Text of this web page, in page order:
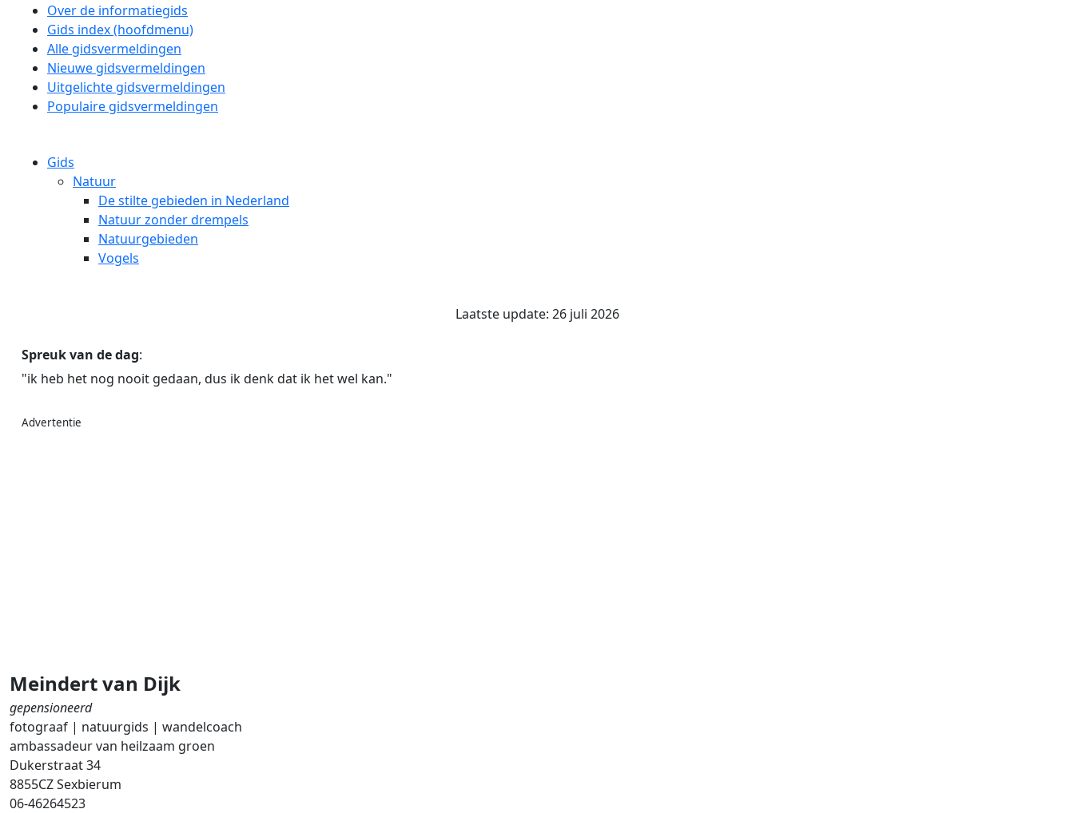
Over de informatiegids
Gids index (hoofdmenu)
Alle gidsvermeldingen
Nieuwe gidsvermeldingen
Uitgelichte gidsvermeldingen
Populaire gidsvermeldingen
Gids
Natuur
De stilte gebieden in Nederland
Natuur zonder drempels
Natuurgebieden
Vogels
Laatste update: 26 juli 2026
Spreuk van de dag:
"ik heb het nog nooit gedaan, dus ik denk dat ik het wel kan."
Advertentie
Meindert van Dijk
gepensioneerd
fotograaf | natuurgids | wandelcoach
ambassadeur van heilzaam groen
Dukerstraat 34
8855CZ Sexbierum
06-46264523